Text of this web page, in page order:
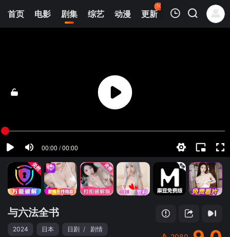
首页 电影 剧集 综艺 动漫 更新
102
热榜 APP
清空
与六法全书
2024 日本 日剧 / 剧情